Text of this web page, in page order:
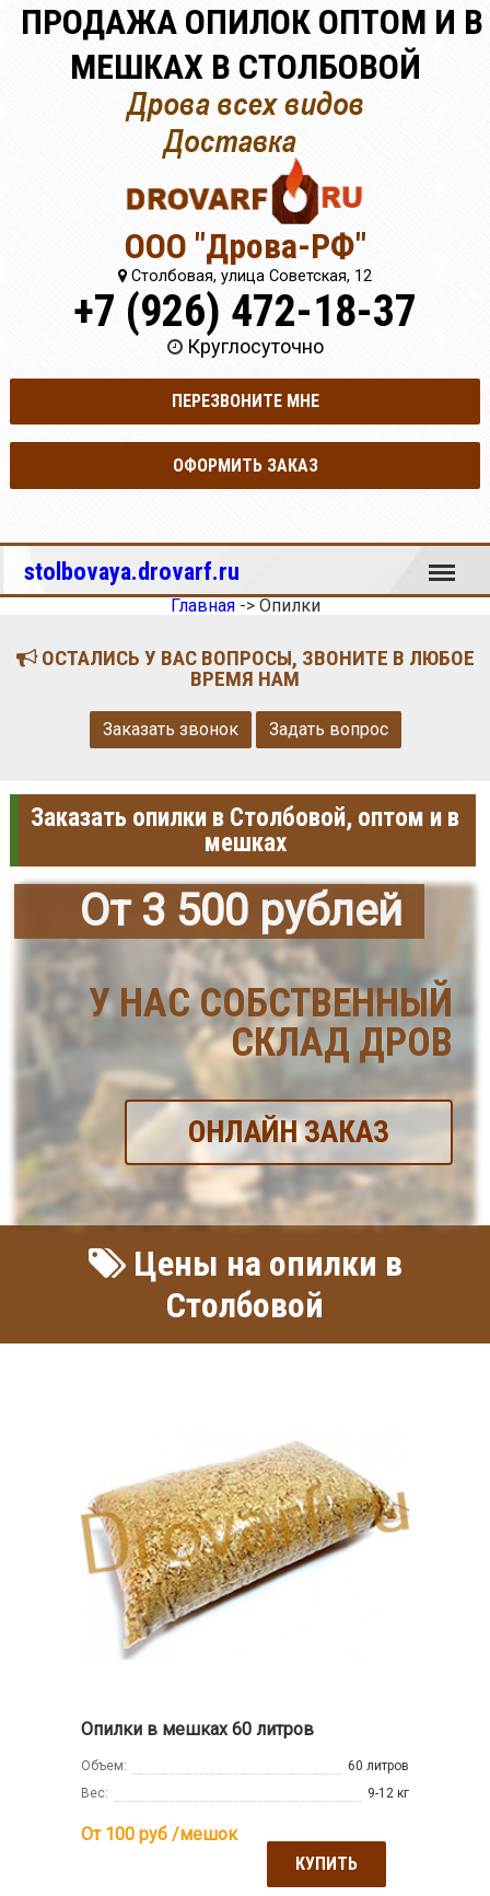
ПРОДАЖА ОПИЛОК ОПТОМ И В
МЕШКАХ В СТОЛБОВОЙ
ООО "Дрова-РФ"
Столбовая, улица Советская, 12
+7 (926) 472-18-37
Круглосуточно
ПЕРЕЗВОНИТЕ МНЕ
ОФОРМИТЬ ЗАКАЗ
stolbovaya.drovarf.ru Меню
Главная-> Опилки
ОСТАЛИСЬ У ВАС ВОПРОСЫ, ЗВОНИТЕ В ЛЮБОЕ
ВРЕМЯ НАМ
Заказать звонок Задать вопрос
Заказать опилки в Столбовой, оптом и в
мешках
От 3 500 рублей
У НАС СОБСТВЕННЫЙ
СКЛАД ДРОВ
ОНЛАЙН ЗАКАЗ
Цены на опилки в
Столбовой
Опилки в мешках 60 литров
Объем:
60 литров
Вес:
9-12 кг
От 100 руб /мешок
КУПИТЬ